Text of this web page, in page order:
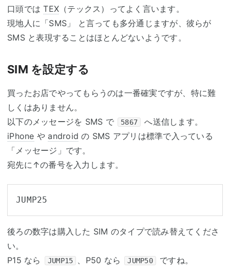
口頭ではTEX （テックス）ってよく言います。
現地人に「SMS」 と言っても多分通じますが、彼らが
SMS と表現することはほとんどないようです。
SIM を設定する
買ったお店でやってもらうのは一番確実ですが、特に難
しくはありません。
以下のメッセージを SMS で
5867
へ送信します。
iPhone やandroid の SMS アプリは標準で入っている
「メッセージ」です。
宛先に↑の番号を入力します。
JUMP25
後ろの数字は購入した SIM のタイプで読み替えてくださ
い。
P15 なら
JUMP15 、P50 なら JUMP50 ですね。